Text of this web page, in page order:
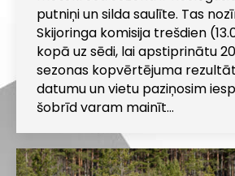
putniņi un silda saulīte. Tas
Skijoringa komisija trešdien
kopā uz sēdi, lai apstiprinātu
sezonas kopvērtējuma
datumu un vietu paziņosim
šobrīd varam mainīt…